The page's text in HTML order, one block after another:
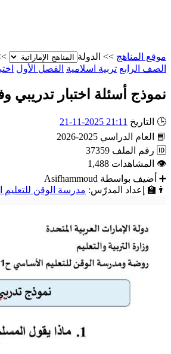
موقع المناهج >> الدولة
الصف الرابع تربية اسلامية الفصل الأول
نموذج أسئلة اختبار تدريبي
🕒 التاريخ 21:11 2025-11-21
📘
العام الدراسي 2025-2026
🆔 رقم الملف 37359
👁 المشاهدات 1,488
➕ أضيف بواسطة Asifhammoud
👨‍🏫
إعداد المدرّس: مدرسة الوقن للتعليم